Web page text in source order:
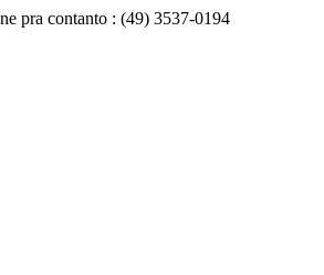
pra contanto : (49) 3537-0194